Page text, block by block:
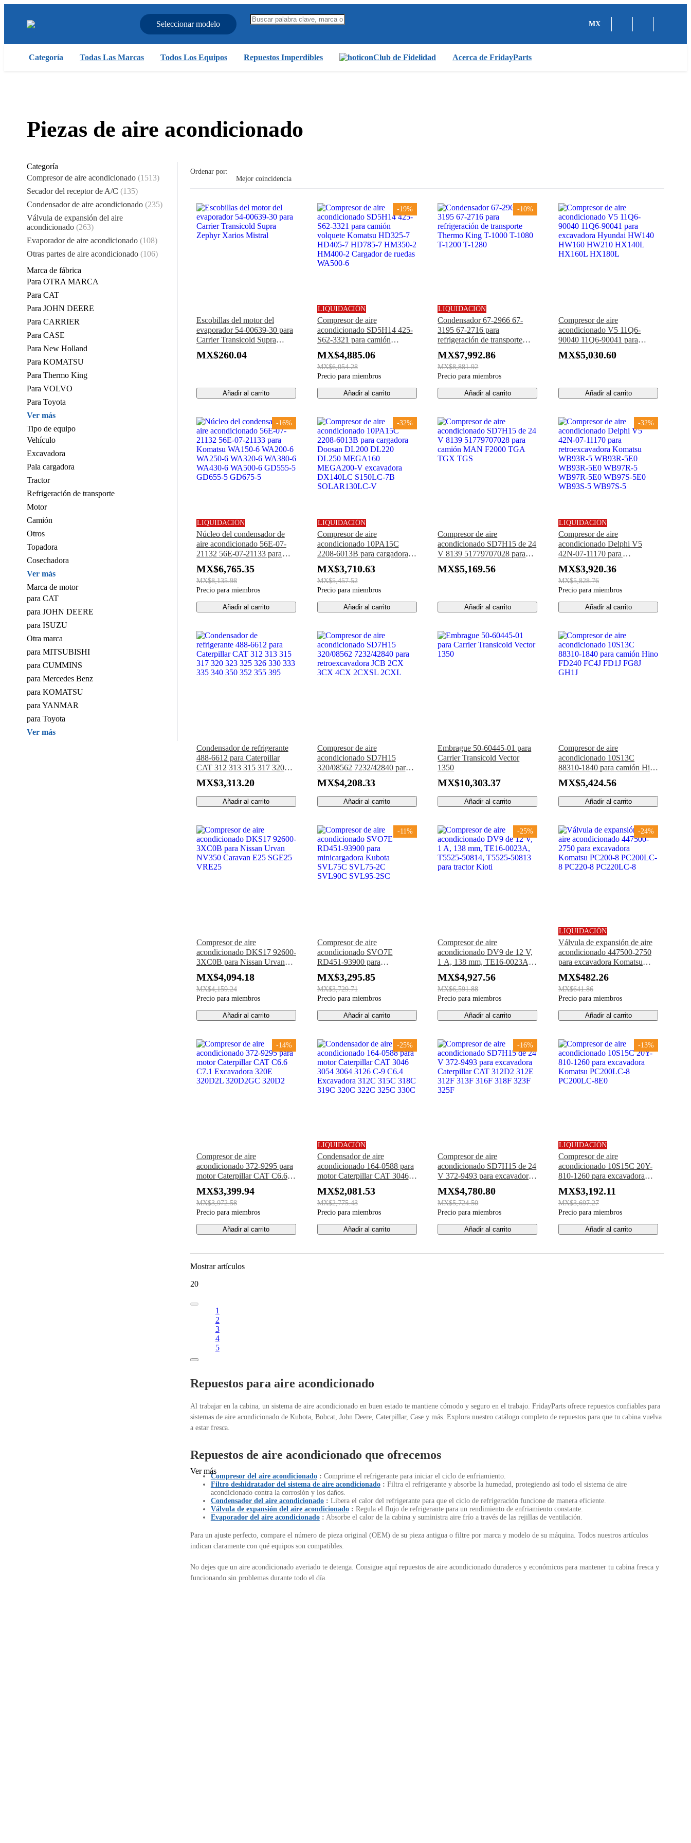
Seleccionar modelo MX
Categoría Todas Las Marcas Todos Los Equipos Repuestos Imperdibles Club de Fidelidad Acerca de FridayParts
Piezas de aire acondicionado
Categoría
Compresor de aire acondicionado (1513)
Secador del receptor de A/C (135)
Condensador de aire acondicionado (235)
Válvula de expansión del aire
acondicionado (263)
Evaporador de aire acondicionado (108)
Otras partes de aire acondicionado (106)
Marca de fábrica
Para OTRA MARCA
Para CAT
Para JOHN DEERE
Para CARRIER
Para CASE
Para New Holland
Para KOMATSU
Para Thermo King
Para VOLVO
Para Toyota
Ver más
Tipo de equipo
Vehículo
Excavadora
Pala cargadora
Tractor
Refrigeración de transporte
Motor
Camión
Otros
Topadora
Cosechadora
Ver más
Marca de motor
para CAT
para JOHN DEERE
para ISUZU
Otra marca
para MITSUBISHI
para CUMMINS
para Mercedes Benz
para KOMATSU
para YANMAR
para Toyota
Ver más
Ordenar por:
Mejor coincidencia
Escobillas del motor del
evaporador 54-00639-30 para
Carrier Transicold Supra
Zephyr Xarios Mistral
MX$260.04
Añadir al carrito
-19%
LIQUIDACIÓN
Compresor de aire
acondicionado SD5H14 425-
S62-3321 para camión
volquete Komatsu HD325-7
HD405-7 HD785-7 HM350-2
HM400-2 Cargador de ruedas
WA500-6
MX$4,885.06
MX$6,054.28
Precio para miembros
Añadir al carrito
-10%
LIQUIDACIÓN
Condensador 67-2966 67-
3195 67-2716 para
refrigeración de transporte
Thermo King T-1000 T-1080
T-1200 T-1280
MX$7,992.86
MX$8,881.92
Precio para miembros
Añadir al carrito
Compresor de aire
acondicionado V5 11Q6-
90040 11Q6-90041 para
excavadora Hyundai HW140
HW160 HW210 HX140L
MX$5,030.60
Añadir al carrito
-16%
LIQUIDACIÓN
Núcleo del condensador de
aire acondicionado 56E-07-
21132 56E-07-21133 para
Komatsu WA150-6 WA200-6
WA250-6 WA320-6 WA380-6
WA430-6 WA500-6 GD555-5
GD655-5 GD675-5
MX$6,765.35
MX$8,135.98
Precio para miembros
Añadir al carrito
-32%
LIQUIDACIÓN
Compresor de aire
acondicionado 10PA15C
2208-6013B para cargadora
Doosan DL200 DL220
DL250 MEGA160
MEGA200-V excavadora
DX140LC S150LC-7B
SOLAR130LC-V
MX$3,710.63
MX$5,457.52
Precio para miembros
Añadir al carrito
Compresor de aire
acondicionado SD7H15 de 24
V 8139 51779707028 para
camión MAN F2000 TGA
TGX TGS
MX$5,169.56
Añadir al carrito
-32%
LIQUIDACIÓN
Compresor de aire
acondicionado Delphi V5
42N-07-11170 para
retroexcavadora Komatsu
WB93R-5 WB93R-5E0
WB93R-5E0 WB97R-5
WB97R-5E0 WB97S-5E0
WB93S-5 WB97S-5
MX$3,920.36
MX$5,828.76
Precio para miembros
Añadir al carrito
Condensador de refrigerante
488-6612 para Caterpillar
CAT 312 313 315 317 320
323 325 326 330 333 335 340
350 352 355 395
MX$3,313.20
Añadir al carrito
Compresor de aire
acondicionado SD7H15
320/08562 7232/42840 para
retroexcavadora JCB 2CX
3CX 4CX 2CXSL 2CXL
MX$4,208.33
Añadir al carrito
Embrague 50-60445-01 para
Carrier Transicold Vector
1350
MX$10,303.37
Añadir al carrito
Compresor de aire
acondicionado 10S13C
88310-1840 para camión Hino
FD240 FC4J FD1J FG8J
GH1J
MX$5,424.56
Añadir al carrito
Compresor de aire
acondicionado DKS17 92600-
3XC0B para Nissan Urvan
NV350 Caravan E25 SGE25
VRE25
MX$4,094.18
MX$4,159.24
Precio para miembros
Añadir al carrito
-11%
Compresor de aire
acondicionado SVO7E
RD451-93900 para
minicargadora Kubota
SVL75C SVL75-2C
SVL90C SVL95-2SC
MX$3,295.85
MX$3,729.71
Precio para miembros
Añadir al carrito
-25%
Compresor de aire
acondicionado DV9 de 12 V,
1 A, 138 mm, TE16-0023A,
T5525-50814, T5525-50813
para tractor Kioti
MX$4,927.56
MX$6,591.88
Precio para miembros
Añadir al carrito
-24%
LIQUIDACIÓN
Válvula de expansión de aire
acondicionado 447500-2750
para excavadora Komatsu
PC200-8 PC200LC-8 PC220-
8 PC220LC-8
MX$482.26
MX$641.86
Precio para miembros
Añadir al carrito
-14%
Compresor de aire
acondicionado 372-9295 para
motor Caterpillar CAT C6.6
C7.1 Excavadora 320E
320D2L 320D2GC 320D2
MX$3,399.94
MX$3,972.58
Precio para miembros
Añadir al carrito
-25%
LIQUIDACIÓN
Condensador de aire
acondicionado 164-0588 para
motor Caterpillar CAT 3046
3054 3064 3126 C-9 C6.4
Excavadora 312C 315C 318C
319C 320C 322C 325C 330C
MX$2,081.53
MX$2,775.43
Precio para miembros
Añadir al carrito
-16%
Compresor de aire
acondicionado SD7H15 de 24
V 372-9493 para excavadora
Caterpillar CAT 312D2 312E
312F 313F 316F 318F 323F
325F
MX$4,780.80
MX$5,724.50
Precio para miembros
Añadir al carrito
-13%
LIQUIDACIÓN
Compresor de aire
acondicionado 10S15C 20Y-
810-1260 para excavadora
Komatsu PC200LC-8
PC200LC-8E0
MX$3,192.11
MX$3,697.27
Precio para miembros
Añadir al carrito
Mostrar artículos
20
1
2
3
4
5
Repuestos para aire acondicionado
Al trabajar en la cabina, un sistema de aire acondicionado en buen estado te mantiene cómodo y seguro en el trabajo. FridayParts ofrece repuestos confiables para
sistemas de aire acondicionado de Kubota, Bobcat, John Deere, Caterpillar, Case y más. Explora nuestro catálogo completo de repuestos para que tu cabina vuelva
a estar fresca.
Repuestos de aire acondicionado que ofrecemos
Compresor del aire acondicionado: Comprime el refrigerante para iniciar el ciclo de enfriamiento.
Filtro deshidratador del sistema de aire acondicionado: Filtra el refrigerante y absorbe la humedad, protegiendo así todo el sistema de aire
acondicionado contra la corrosión y los daños.
Condensador del aire acondicionado: Libera el calor del refrigerante para que el ciclo de refrigeración funcione de manera eficiente.
Válvula de expansión del aire acondicionado: Regula el flujo de refrigerante para un rendimiento de enfriamiento constante.
Evaporador del aire acondicionado: Absorbe el calor de la cabina y suministra aire frío a través de las rejillas de ventilación.
Para un ajuste perfecto, compare el número de pieza original (OEM) de su pieza antigua o filtre por marca y modelo de su máquina. Todos nuestros artículos
indican claramente con qué equipos son compatibles.
No dejes que un aire acondicionado averiado te detenga. Consigue aquí repuestos de aire acondicionado duraderos y económicos para mantener tu cabina fresca y
funcionando sin problemas durante todo el día.
Ver más